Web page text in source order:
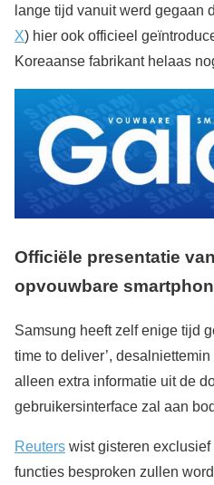
lange tijd vanuit werd gegaan
X) hier ook officieel
Koreaanse fabrikant helaas
Officiële presentatie
opvouwbare
Samsung heeft zelf enige tijd
time to deliver’,
alleen extra informatie uit de
gebruikersinterface zal aan
Reuters wist gisteren exclusief
functies besproken zullen